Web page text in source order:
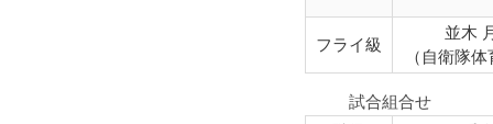
フライ級
並木
（自衛隊
試合組合せ